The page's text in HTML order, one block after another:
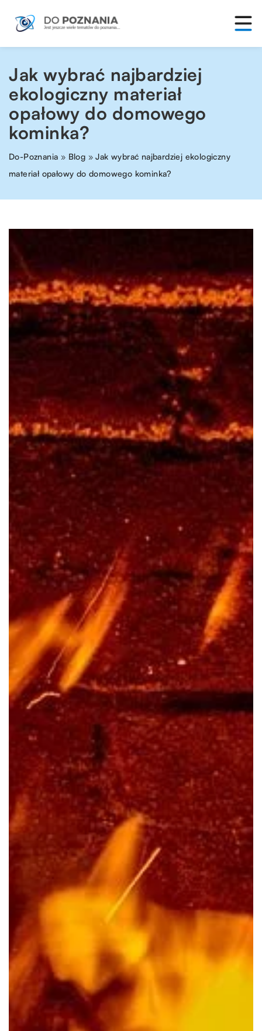
Jak wybrać najbardziej
ekologiczny materiał
opałowy do domowego
kominka?
Do-Poznania » Blog »Jak wybrać najbardziej ekologiczny
materiał opałowy do domowego kominka?